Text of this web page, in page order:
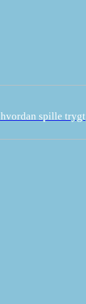
spille trygt